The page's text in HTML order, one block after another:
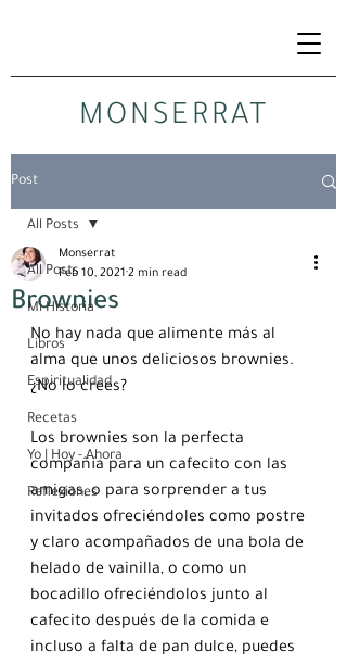
MONSERRAT
Post
All Posts
Mi Historia
Libros
Espiritualidad
Recetas
Yo | Hoy - Ahora
Reflexiones
All Posts
Brownies
Monserrat
Feb 10, 2021 2 min read
No hay nada que alimente más al
alma que unos deliciosos brownies.
¿No lo crees?
Los brownies son la perfecta
compañía para un cafecito con las
amigas, o para sorprender a tus
invitados ofreciéndoles como postre
y claro acompañados de una bola de
helado de vainilla, o como un
bocadillo ofreciéndolos junto al
cafecito después de la comida e
incluso a falta de pan dulce, puedes